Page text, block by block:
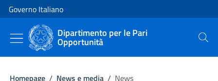
Vai al contenuto
Vai alla navigazione del sito
Governo Italiano
Dipartimento per le Pari
Opportunità Cerca
Homepage / News e media / News